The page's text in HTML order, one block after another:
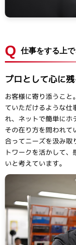
Q 仕事をする上
プロとして心に
お客様に寄り添うこと
ていただけるような
れ、ネットで簡単にホ
その在り方を問われて
合ってニーズを汲み取
トワークを活かして
いと考えています。